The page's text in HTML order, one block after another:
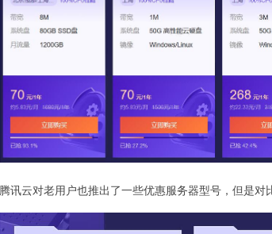
腾讯云对老用户也推出了一些优惠服务器型号，但是对